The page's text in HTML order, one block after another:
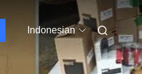
Indonesian